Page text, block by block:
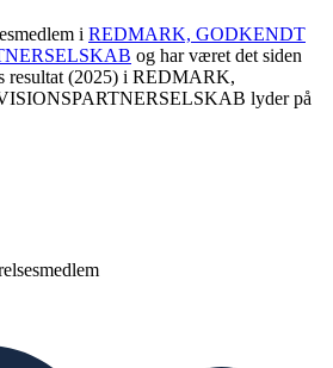
i REDMARK, GODKENDT
og har været det siden
resultat (2025) i REDMARK,
lyder på